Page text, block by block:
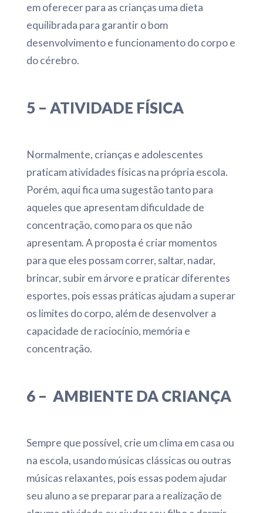
em oferecer para as crianças uma dieta
equilibrada para garantir o bom
desenvolvimento e funcionamento do corpo e
do cérebro.
5 – ATIVIDADE FÍSICA
Normalmente, crianças e adolescentes
praticam atividades físicas na própria escola.
Porém, aqui fica uma sugestão tanto para
aqueles que apresentam dificuldade de
concentração, como para os que não
apresentam. A proposta é criar momentos
para que eles possam correr, saltar, nadar,
brincar, subir em árvore e praticar diferentes
esportes, pois essas práticas ajudam a superar
os limites do corpo, além de desenvolver a
capacidade de raciocínio, memória e
concentração.
6 – AMBIENTE DA CRIANÇA
Sempre que possível, crie um clima em casa ou
na escola, usando músicas clássicas ou outras
músicas relaxantes, pois essas podem ajudar
seu aluno a se preparar para a realização de